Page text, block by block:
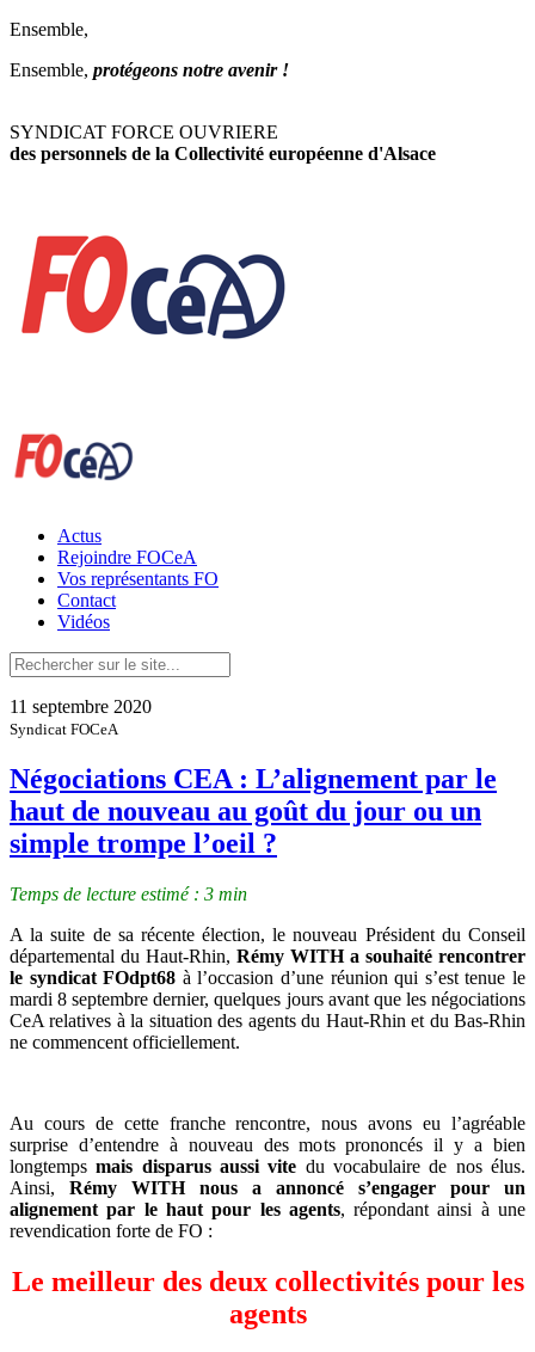
Ensemble,
Ensemble, protégeons notre avenir !
SYNDICAT FORCE OUVRIERE
des personnels de la Collectivité européenne d'Alsace
Actus
Rejoindre FOCeA
Vos représentants FO
Contact
Vidéos
11 septembre 2020
Syndicat FOCeA
Négociations CEA : L’alignement par le
haut de nouveau au goût du jour ou un
simple trompe l’oeil ?
Temps de lecture estimé : 3 min
A la suite de sa récente élection, le nouveau Président du Conseil
départemental du Haut-Rhin, Rémy WITH a souhaité rencontrer
le syndicat FOdpt68 à l’occasion d’une réunion qui s’est tenue le
mardi 8 septembre dernier, quelques jours avant que les négociations
CeA relatives à la situation des agents du Haut-Rhin et du Bas-Rhin
ne commencent officiellement.
Au cours de cette franche rencontre, nous avons eu l’agréable
surprise d’entendre à nouveau des mots prononcés il y a bien
longtempsmais disparus aussi vite du vocabulaire de nos élus.
Ainsi, Rémy WITH nous a annoncé s’engager pour un
alignement par le haut pour les agents, répondant ainsi à une
revendication forte de FO :
Le meilleur des deux collectivités pour les
agents